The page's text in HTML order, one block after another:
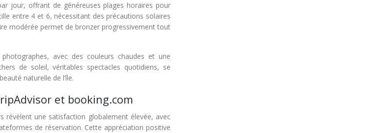
jour, offrant de généreuses plages horaires pour
entre 4 et 6, nécessitant des précautions solaires
modérée permet de bronzer progressivement tout
avec des couleurs chaudes et une
de soleil, véritables spectacles quotidiens, se
naturelle de l’île.
et booking.com
révèlent une satisfaction globalement élevée, avec
de réservation. Cette appréciation positive